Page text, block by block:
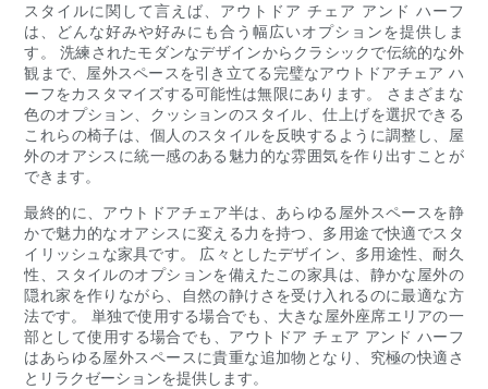
スタイルに関して言えば、アウトドア チェア アンド ハーフ
は、どんな好みや好みにも合う幅広いオプションを提供しま
す。 洗練されたモダンなデザインからクラシックで伝統的な外
観まで、屋外スペースを引き立てる完璧なアウトドアチェア ハ
ーフをカスタマイズする可能性は無限にあります。 さまざまな
色のオプション、クッションのスタイル、仕上げを選択できる
これらの椅子は、個人のスタイルを反映するように調整し、屋
外のオアシスに統一感のある魅力的な雰囲気を作り出すことが
できます。
最終的に、アウトドアチェア半は、あらゆる屋外スペースを静
かで魅力的なオアシスに変える力を持つ、多用途で快適でスタ
イリッシュな家具です。 広々としたデザイン、多用途性、耐久
性、スタイルのオプションを備えたこの家具は、静かな屋外の
隠れ家を作りながら、自然の静けさを受け入れるのに最適な方
法です。 単独で使用する場合でも、大きな屋外座席エリアの一
部として使用する場合でも、アウトドア チェア アンド ハーフ
はあらゆる屋外スペースに貴重な追加物となり、究極の快適さ
とリラクゼーションを提供します。